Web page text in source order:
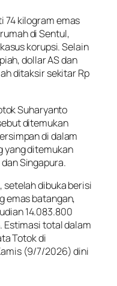
74 kilogram emas
di Sentul,
korupsi. Selain
dollar AS dan
ditaksir sekitar Rp
Suharyanto
ditemukan
di dalam
yang ditemukan
Singapura.
setelah dibuka berisi
emas batangan,
14.083.800
Estimasi total dalam
Totok di
(9/7/2026) dini